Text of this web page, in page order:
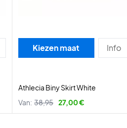
Kiezen maat Info
Athlecia Biny Skirt White
Van: 38,95 27,00 €